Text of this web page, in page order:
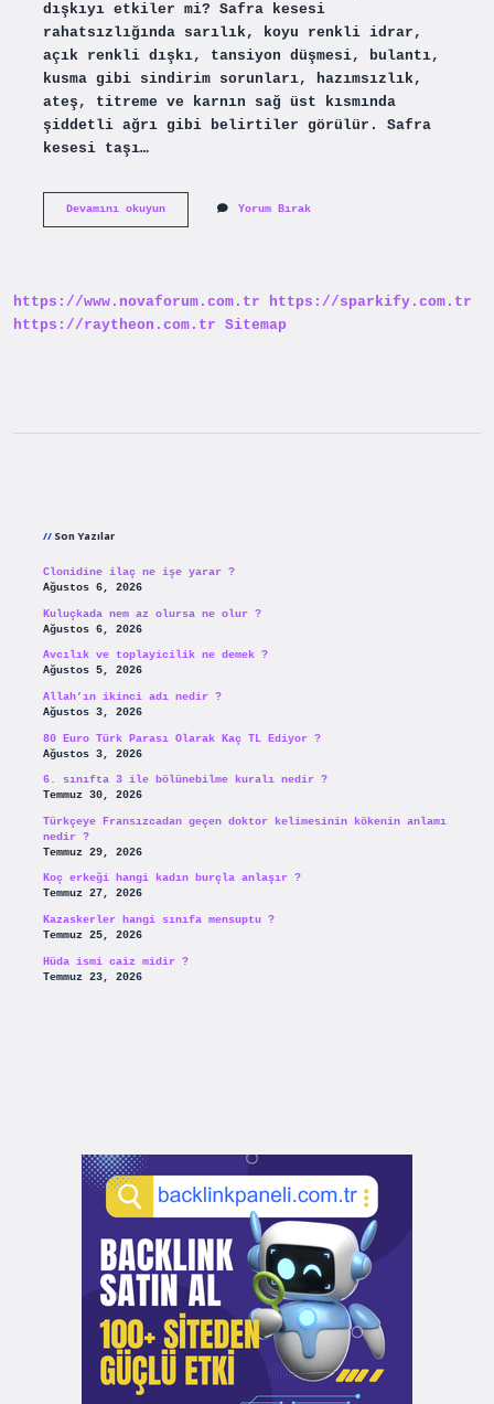
dışkıyı etkiler mi? Safra kesesi
rahatsızlığında sarılık, koyu renkli idrar,
açık renkli dışkı, tansiyon düşmesi, bulantı,
kusma gibi sindirim sorunları, hazımsızlık,
ateş, titreme ve karnın sağ üst kısmında
şiddetli ağrı gibi belirtiler görülür. Safra
kesesi taşı…
Devamını okuyunSafra
Yorum Bırak
https://www.novaforum.com.tr
https://sparkify.com.tr
https://raytheon.com.tr Sitemap
Son Yazılar
Clonidine ilaç ne işe yarar ?
Ağustos 6, 2026
Kuluçkada nem az olursa ne olur ?
Ağustos 6, 2026
Avcılık ve toplayicilik ne demek ?
Ağustos 5, 2026
Allah’ın ikinci adı nedir ?
Ağustos 3, 2026
80 Euro Türk Parası Olarak Kaç TL Ediyor ?
Ağustos 3, 2026
6. sınıfta 3 ile bölünebilme kuralı nedir ?
Temmuz 30, 2026
Türkçeye Fransızcadan geçen doktor kelimesinin kökenin anlamı
nedir ?
Temmuz 29, 2026
Koç erkeği hangi kadın burçla anlaşır ?
Temmuz 27, 2026
Kazaskerler hangi sınıfa mensuptu ?
Temmuz 25, 2026
Hüda ismi caiz midir ?
Temmuz 23, 2026